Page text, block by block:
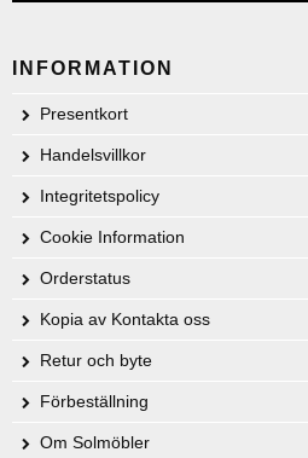
INFORMATION
Presentkort
Handelsvillkor
Integritetspolicy
Cookie Information
Orderstatus
Kopia av Kontakta oss
Retur och byte
Förbeställning
Om Solmöbler